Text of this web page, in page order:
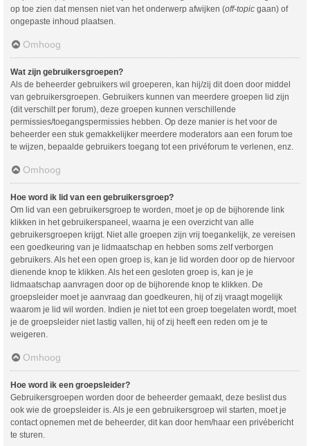
op toe zien dat mensen niet van het onderwerp afwijken (off-topic gaan) of
ongepaste inhoud plaatsen.
Omhoog
Wat zijn gebruikersgroepen?
Als de beheerder gebruikers wil groeperen, kan hij/zij dit doen door middel
van gebruikersgroepen. Gebruikers kunnen van meerdere groepen lid zijn
(dit verschilt per forum), deze groepen kunnen verschillende
permissies/toegangspermissies hebben. Op deze manier is het voor de
beheerder een stuk gemakkelijker meerdere moderators aan een forum toe
te wijzen, bepaalde gebruikers toegang tot een privéforum te verlenen, enz.
Omhoog
Hoe word ik lid van een gebruikersgroep?
Om lid van een gebruikersgroep te worden, moet je op de bijhorende link
klikken in het gebruikerspaneel, waarna je een overzicht van alle
gebruikersgroepen krijgt. Niet alle groepen zijn vrij toegankelijk, ze vereisen
een goedkeuring van je lidmaatschap en hebben soms zelf verborgen
gebruikers. Als het een open groep is, kan je lid worden door op de hiervoor
dienende knop te klikken. Als het een gesloten groep is, kan je je
lidmaatschap aanvragen door op de bijhorende knop te klikken. De
groepsleider moet je aanvraag dan goedkeuren, hij of zij vraagt mogelijk
waarom je lid wil worden. Indien je niet tot een groep toegelaten wordt, moet
je de groepsleider niet lastig vallen, hij of zij heeft een reden om je te
weigeren.
Omhoog
Hoe word ik een groepsleider?
Gebruikersgroepen worden door de beheerder gemaakt, deze beslist dus
ook wie de groepsleider is. Als je een gebruikersgroep wil starten, moet je
contact opnemen met de beheerder, dit kan door hem/haar een privébericht
te sturen.